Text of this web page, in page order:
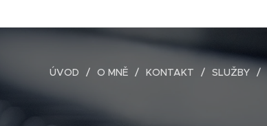
ÚVOD O MNĚ KONTAKT SLUŽBY